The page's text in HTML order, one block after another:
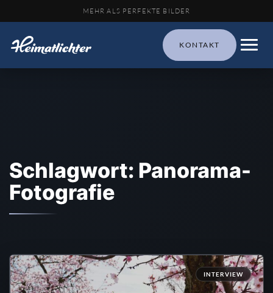
MEHR ALS PERFEKTE BILDER
KONTAKT
Schlagwort: Panorama-
Fotografie
INTERVIEW